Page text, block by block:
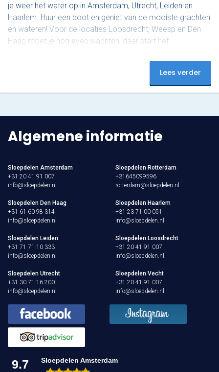
je weer het water op in Amsterdam, Utrecht, Leiden en
Haarlem. Huur een boot en geniet van de mooiste grachten
en wateren! Voor de locaties Loosdrecht, Weesp en Den
Haag moet je nog even wachten, daar start het
nu en beleef een onvergetelijke start van het seizoen!
Lees verder
Algemene informatie
Sloepdelen Amsterdam
+31 20 41 91 007
info@sloepdelen.nl
Sloepdelen Rotterdam
+31645099596
rotterdam@sloepdelen.nl
Sloepdelen Den Haag
+31 61 60 98 314
info@sloepdelen.nl
Sloepdelen Haarlem
+31 23 71 00 051
info@sloepdelen.nl
Sloepdelen Leiden
+31 71 71 10 333
info@sloepdelen.nl
Sloepdelen Loosdrecht
+31 20 41 91 007
info@sloepdelen.nl
Sloepdelen Utrecht
+31 30 71 16 200
info@sloepdelen.nl
Sloepdelen Vecht
+31 20 41 91 007
info@sloepdelen.nl
9.7 Sloepdelen Amsterdam